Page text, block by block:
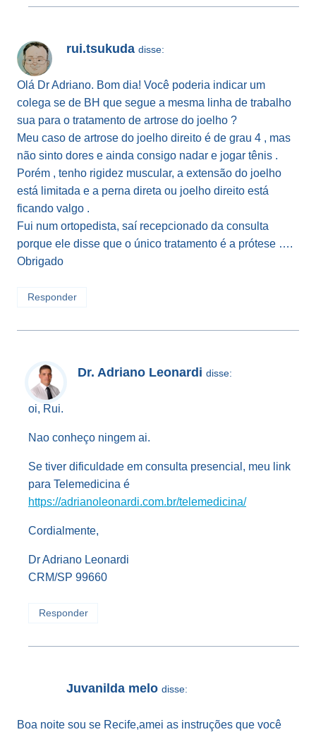
rui.tsukuda disse:
Olá Dr Adriano. Bom dia! Você poderia indicar um
colega se de BH que segue a mesma linha de trabalho
sua para o tratamento de artrose do joelho ?
Meu caso de artrose do joelho direito é de grau 4 , mas
não sinto dores e ainda consigo nadar e jogar tênis .
Porém , tenho rigidez muscular, a extensão do joelho
está limitada e a perna direta ou joelho direito está
ficando valgo .
Fui num ortopedista, saí recepcionado da consulta
porque ele disse que o único tratamento é a prótese ….
Obrigado
Responder
Dr. Adriano Leonardi disse:
oi, Rui.
Nao conheço ningem ai.
Se tiver dificuldade em consulta presencial, meu link
para Telemedicina é
https://adrianoleonardi.com.br/telemedicina/
Cordialmente,
Dr Adriano Leonardi
CRM/SP 99660
Responder
Juvanilda melo disse:
Boa noite sou se Recife,amei as instruções que você